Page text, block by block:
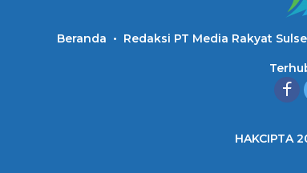
Beranda Redaksi PT Media Rakyat
HAKCIPTA